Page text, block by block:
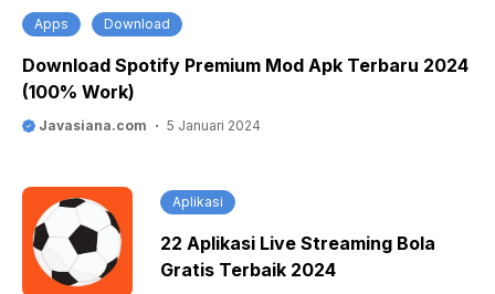
Apps Download
Download Spotify Premium Mod Apk Terbaru 2024
(100% Work)
Javasiana.com 5 Januari 2024
Aplikasi
22 Aplikasi Live Streaming Bola
Gratis Terbaik 2024